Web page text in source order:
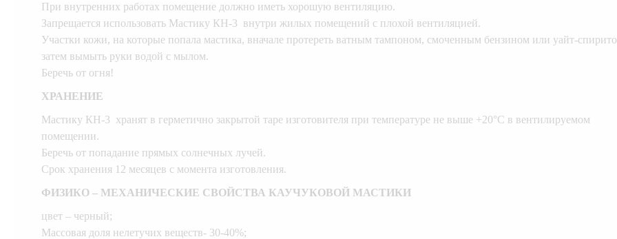
При внутренних работах помещение должно иметь хорошую вентиляцию.
Запрещается использовать Мастику КН-3 внутри жилых помещений с плохой вентиляцией.
Участки кожи, на которые попала мастика, вначале протереть ватным тампоном, смоченным бензином или уайт-
затем вымыть руки водой с мылом.
Беречь от огня!
ХРАНЕНИЕ
Мастику КН-3 хранят в герметично закрытой таре изготовителя при температуре не выше +20°С в вентилируемом
помещении.
Беречь от попадание прямых солнечных лучей.
Срок хранения 12 месяцев с момента изготовления.
ФИЗИКО – МЕХАНИЧЕСКИЕ СВОЙСТВА КАУЧУКОВОЙ МАСТИКИ
цвет – черный;
Массовая доля нелетучих веществ- 30-40%;